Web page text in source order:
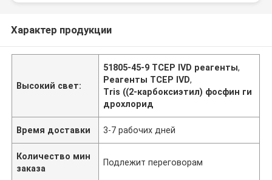
Характер продукции
Высокий свет:
51805-45-9 TCEP IVD реагенты,
Реагенты TCEP IVD,
Tris ((2-карбоксиэтил) фосфин ги
дрохлорид
Время доставки 3-7 рабочих дней
Количество мин
заказа
Подлежит переговорам